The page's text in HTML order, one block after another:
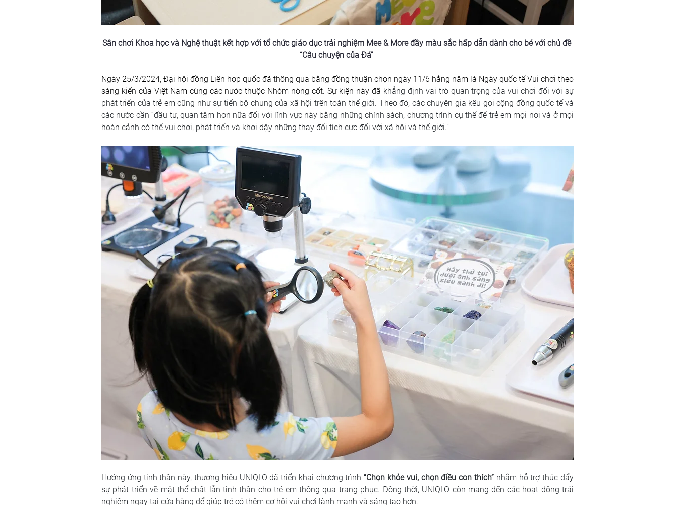
Sân chơi Khoa học và Nghệ thuật kết hợp với tổ chức giáo dục trải nghiệm Mee & More đầy màu sắc hấp dẫn dành cho bé với chủ đề
“Câu chuyện của Đá”
Ngày 25/3/2024, Đại hội đồng Liên hợp quốc đã thông qua bằng đồng thuận chọn ngày 11/6 hằng năm là Ngày quốc tế Vui chơi theo
sáng kiến của Việt Nam cùng các nước thuộc Nhóm nòng cốt. Sự kiện này đã khẳng định vai trò quan trọng của vui chơi đối với sự
phát triển của trẻ em cũng như sự tiến bộ chung của xã hội trên toàn thế giới. Theo đó, các chuyên gia kêu gọi cộng đồng quốc tế và
các nước cần “đầu tư, quan tâm hơn nữa đối với lĩnh vực này bằng những chính sách, chương trình cụ thể để trẻ em mọi nơi và ở mọi
hoàn cảnh có thể vui chơi, phát triển và khơi dậy những thay đổi tích cực đối với xã hội và thế giới.”
Hưởng ứng tinh thần này, thương hiệu UNIQLO đã triển khai chương trình “Chọn khỏe vui, chọn điều con thích” nhằm hỗ trợ thúc đẩy
sự phát triển về mặt thể chất lẫn tinh thần cho trẻ em thông qua trang phục. Đồng thời, UNIQLO còn mang đến các hoạt động trải
nghiệm ngay tại cửa hàng để giúp trẻ có thêm cơ hội vui chơi lành mạnh và sáng tạo hơn.